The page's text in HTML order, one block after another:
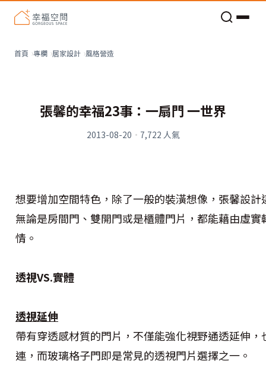
首頁 專欄 居家設計 風格營造
張馨的幸福23事：一扇門 一世界
2013-08-20 · 7,722 人氣
想要增加空間特色，除了一般的裝潢想像，張馨設
無論是房間門、雙開門或是櫃體門片，都能藉由虛
情。
透視VS.實體
透視延伸
帶有穿透感材質的門片，不僅能強化視野通透延伸
連，而玻璃格子門即是常見的透視門片選擇之一。